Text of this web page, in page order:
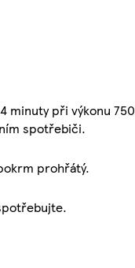
minuty při výkonu 750
spotřebiči.
prohřátý.